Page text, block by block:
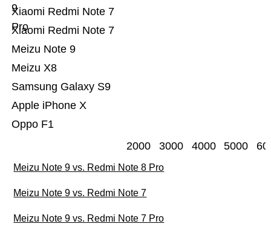
Oppo F1
Apple iPhone X
Samsung Galaxy S9
Meizu X8
Meizu Note 9
Xiaomi Redmi Note 7
Xiaomi Redmi Note 7
Pro
9
2000 3000 4000 5000
Meizu Note 9 vs. Redmi Note 8 Pro
Meizu Note 9 vs. Redmi Note 7
Meizu Note 9 vs. Redmi Note 7 Pro